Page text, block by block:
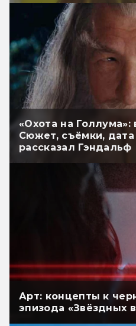
«Охота на Голлума»:
Сюжет, съёмки,
рассказал Гэндальф
Арт: концепты к
эпизода «Звёздных